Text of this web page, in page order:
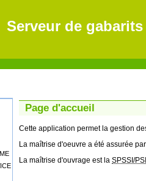
Serveur de gabarits
Page d'accueil
Cette application permet la gestion
La maîtrise d'oeuvre a été assurée
La maîtrise d'ouvrage est la SPSSI/